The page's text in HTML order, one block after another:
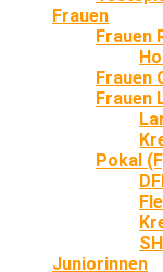
Frauen
Frauen
Frauen
Frauen
Pokal
Juniorinnen